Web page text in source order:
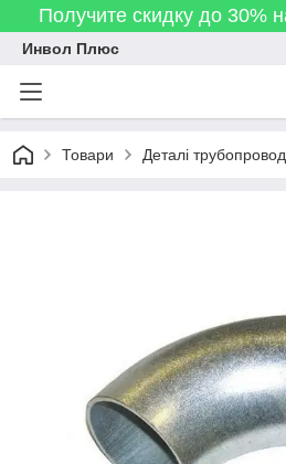
Получите скидку до 30%
Инвол Плюс
Товари Деталі